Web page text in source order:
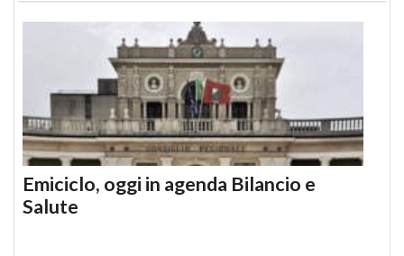
Emiciclo, oggi in agenda Bilancio e
Salute